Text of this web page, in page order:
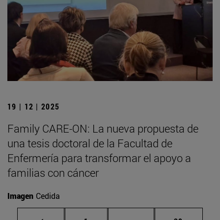
19 | 12 | 2025
Family CARE-ON: La nueva propuesta de
una tesis doctoral de la Facultad de
Enfermería para transformar el apoyo a
familias con cáncer
Imagen Cedida